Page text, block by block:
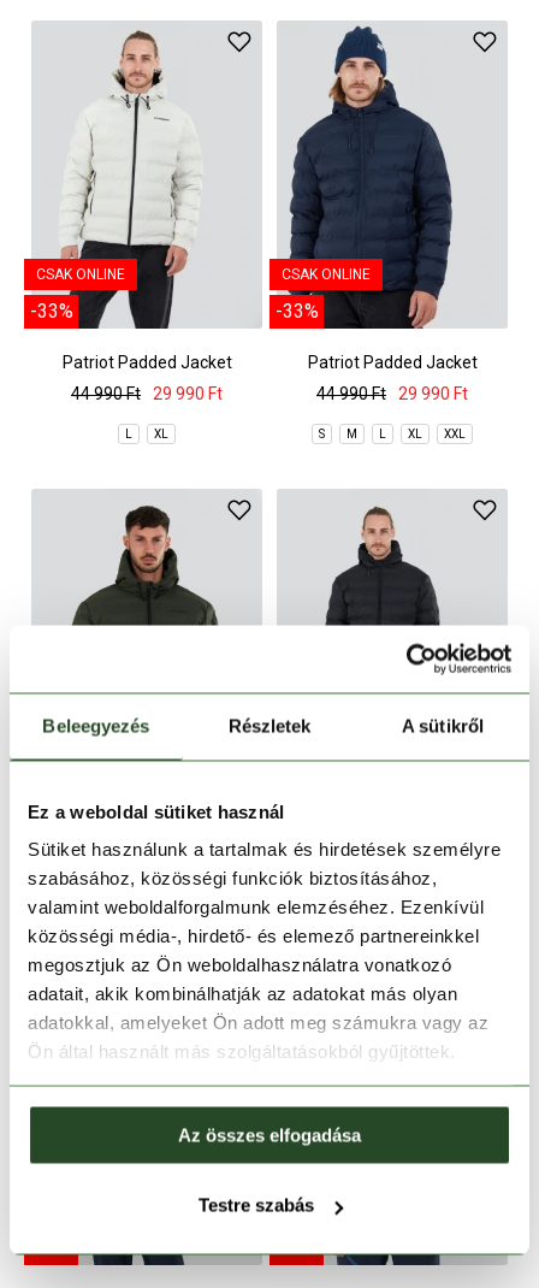
Beleegyezés Részletek A sütikről
Ez a weboldal sütiket használ
Sütiket használunk a tartalmak és hirdetések személyre
szabásához, közösségi funkciók biztosításához,
valamint weboldalforgalmunk elemzéséhez. Ezenkívül
közösségi média-, hirdető- és elemező partnereinkkel
megosztjuk az Ön weboldalhasználatra vonatkozó
adatait, akik kombinálhatják az adatokat más olyan
adatokkal, amelyeket Ön adott meg számukra vagy az
Ön által használt más szolgáltatásokból gyűjtöttek.
Az összes elfogadása
Testre szabás
CSAK ONLINE
-33%
Patriot Padded Jacket
44 990 Ft
29 990 Ft
L XL
CSAK ONLINE
-33%
Patriot Padded Jacket
44 990 Ft
29 990 Ft
S M L XL XXL
44 990 Ft
29 990 Ft
S M L XL XXL
44 990 Ft
29 990 Ft
S M L XL XXL
-50%
CSAK ONLINE
-50%